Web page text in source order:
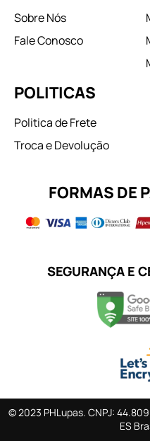
Sobre Nós
Fale Conosco
POLITICAS
Politica de Frete
Troca e Devolução
FORMAS DE
SEGURANÇA E
© 2023 PHLupas. CNPJ:
ES